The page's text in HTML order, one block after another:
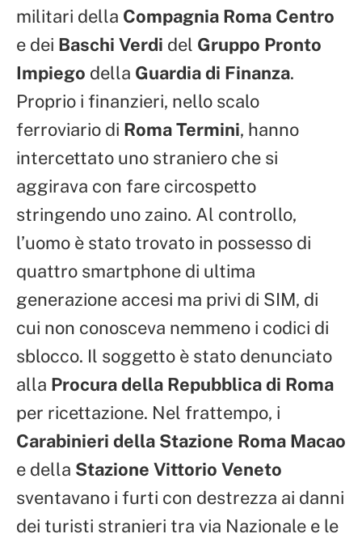
militari della Compagnia Roma Centro
e dei Baschi Verdi del Gruppo Pronto
Impiego della Guardia di Finanza.
Proprio i finanzieri, nello scalo
ferroviario di Roma Termini, hanno
intercettato uno straniero che si
aggirava con fare circospetto
stringendo uno zaino. Al controllo,
l’uomo è stato trovato in possesso di
quattro smartphone di ultima
generazione accesi ma privi di SIM, di
cui non conosceva nemmeno i codici di
sblocco. Il soggetto è stato denunciato
alla Procura della Repubblica di Roma
per ricettazione. Nel frattempo, i
Carabinieri della Stazione Roma Macao
e della Stazione Vittorio Veneto
sventavano i furti con destrezza ai danni
dei turisti stranieri tra via Nazionale e le